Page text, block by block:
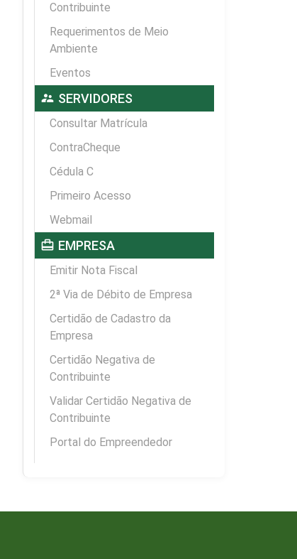
Contribuinte
Requerimentos de Meio
Ambiente
Eventos
supervisor_account SERVIDORES
Consultar Matrícula
ContraCheque
Cédula C
Primeiro Acesso
Webmail
card_travel EMPRESA
Emitir Nota Fiscal
2ª Via de Débito de Empresa
Certidão de Cadastro da
Empresa
Certidão Negativa de
Contribuinte
Validar Certidão Negativa de
Contribuinte
Portal do Empreendedor